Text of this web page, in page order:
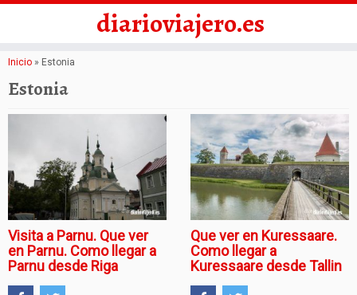
Saltar
al
diarioviajero.es
Inicio » Estonia
Estonia
Visita a Parnu. Que ver
en Parnu. Como llegar a
Parnu desde Riga
Que ver en Kuressaare.
Como llegar a
Kuressaare desde Tallin